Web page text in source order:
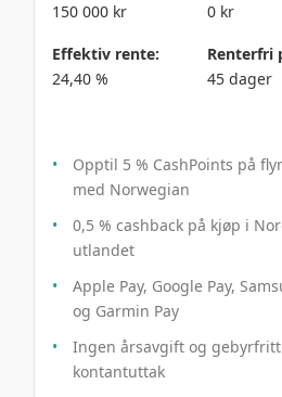
150 000 kr
0 kr
Effektiv rente:
24,40 %
Renterfri
45 dager
Opptil 5 % CashPoints på
med Norwegian
0,5 % cashback på kjøp i
utlandet
Apple Pay, Google Pay,
og Garmin Pay
Ingen årsavgift og gebyrfritt
kontantuttak